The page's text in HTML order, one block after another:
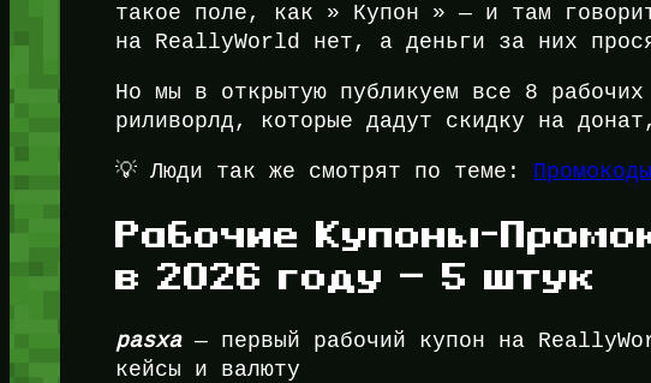
такое поле, как » Купон » — и там
на ReallyWorld нет, а деньги за них
Но мы в открытую публикуем все 8
риливорлд, которые дадут скидку на
💡 Люди так же смотрят по теме:
Рабочие Купоны-
в 2026 году — 5 штук
pasxa— первый рабочий купон на
кейсы и валюту